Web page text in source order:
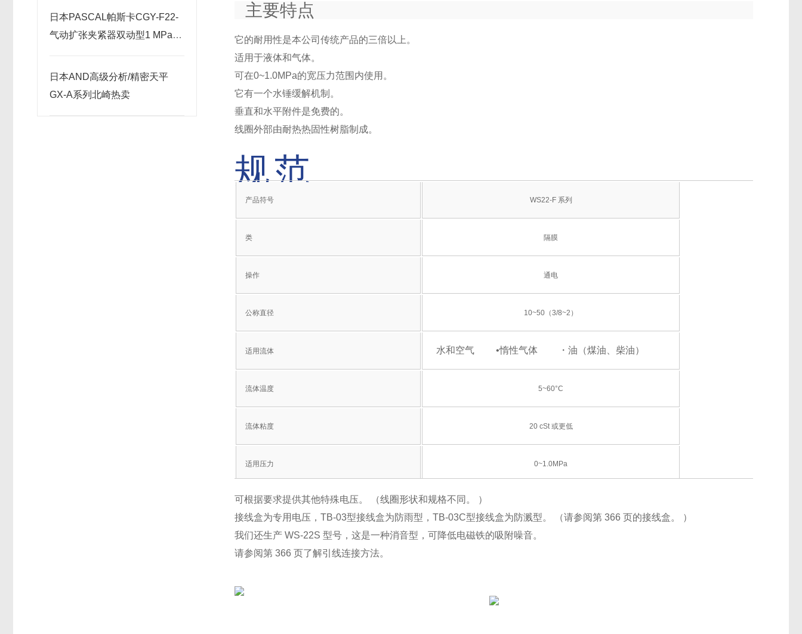
日本PASCAL帕斯卡CGY-F22-
气动扩张夹紧器双动型1 MPa北
日本AND高级分析/精密天平
GX-A系列北崎热卖
主要特点
它的耐用性是本公司传统产品的三倍以上。
适用于液体和气体。
可在0~1.0MPa的宽压力范围内使用。
它有一个水锤缓解机制。
垂直和水平附件是免费的。
线圈外部由耐热热固性树脂制成。
规范
产品符号 WS22-F 系列
类 隔膜
操作 通电
公称直径 10~50（3/8~2）
适用流体 水和空气 •惰性气体 ・油（煤油、柴油）
流体温度 5~60°C
流体粘度 20 cSt 或更低
适用压力 0~1.0MPa
阀前后的最小压差
允许泄漏量 无（压力表目视检查，气体 0.02~1.0MPa）
可根据要求提供其他特殊电压。 （线圈形状和规格不同。 ）
接线盒为专用电压，TB-03型接线盒为防雨型，TB-03C型接线盒为防溅型。 （请参阅第 366 页的接线盒。 ）
我们还生产 WS-22S 型号，这是一种消音型，可降低电磁铁的吸附噪音。
请参阅第 366 页了解引线连接方法。